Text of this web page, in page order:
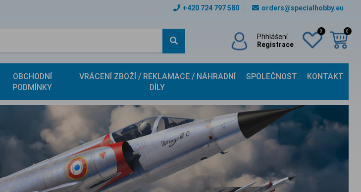
orders@specialhobby.eu
+420 724 797 580
Přihlášení
Registrace
0 0
OBCHODNÍ
PODMÍNKY
VRÁCENÍ ZBOŽÍ / REKLAMACE / NÁHRADNÍ
DÍLY
SPOLEČNOST KONTAKT